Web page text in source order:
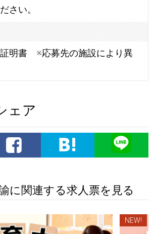
さい。
明書 ※応募先の施設により異
ェア
に関連する求人票を見る
NEW!